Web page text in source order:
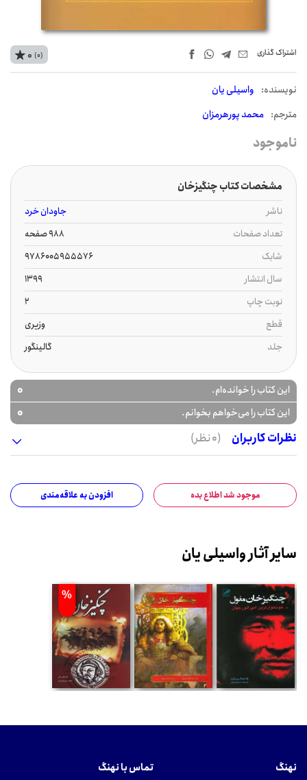
اشتراک‌ گذاری
نويسنده: واسیلی یان
مترجم: محمد پورهرمزان
0 (0)
ناموجود
مشخصات کتاب چنگیزخان
ناشر
جاودان خرد
تعداد صفحات
988 صفحه
شابک
9786005955576
سال انتشار
1399
نوبت چاپ
2
قطع
وزیری
جلد
گالینگور
این کتاب را خوانده‌ام. 0
این کتاب را می‌خواهم بخوانم.
0
نظرات کاربران
(0 نظر)
موجود شد اطلاع بده افزودن به علاقه‌مندی
سایر آثار واسیلی یان
%
نهنگ تماس با نهنگ